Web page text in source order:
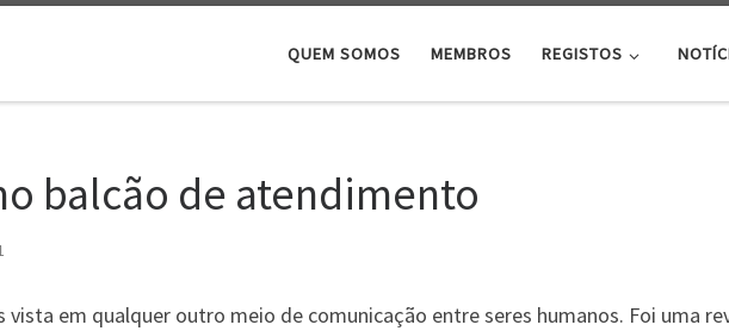
QUEM SOMOS MEMBROS REGISTOS
balcão de atendimento
em qualquer outro meio de comunicação entre seres humanos. Foi uma